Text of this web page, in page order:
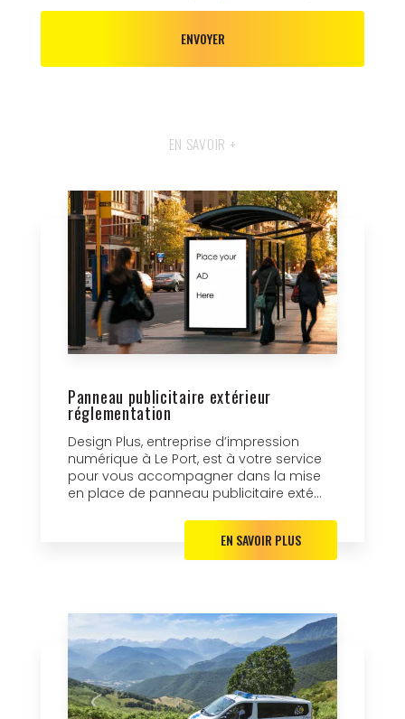
EN SAVOIR +
Panneau publicitaire extérieur
réglementation
Design Plus, entreprise d’impression
numérique à Le Port, est à votre service
pour vous accompagner dans la mise
en place de panneau publicitaire exté...
EN SAVOIR PLUS